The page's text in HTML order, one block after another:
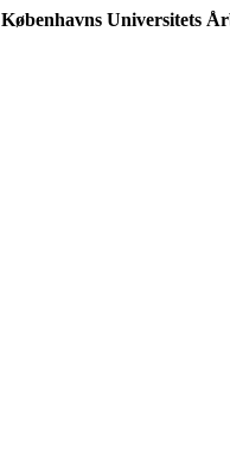
Københavns Universitets